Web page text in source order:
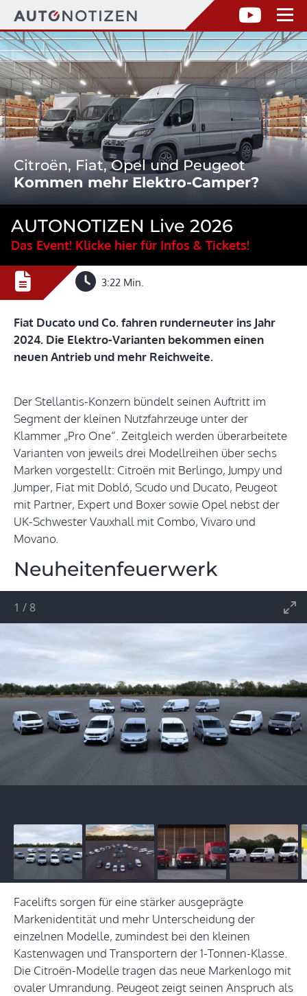
Citroën, Fiat, Opel und Peugeot
Kommen mehr Elektro-Camper?
AUTONOTIZEN Live 2026
Das Event! Klicke hier für Infos & Tickets!
3:22 Min.
Fiat Ducato und Co. fahren runderneuter ins Jahr
2024. Die Elektro-Varianten bekommen einen
neuen Antrieb und mehr Reichweite.
Der Stellantis-Konzern bündelt seinen Auftritt im
Segment der kleinen Nutzfahrzeuge unter der
Klammer „Pro One“. Zeitgleich werden überarbeitete
Varianten von jeweils drei Modellreihen über sechs
Marken vorgestellt: Citroën mit Berlingo, Jumpy und
Jumper, Fiat mit Dobló, Scudo und Ducato, Peugeot
mit Partner, Expert und Boxer sowie Opel nebst der
UK-Schwester Vauxhall mit Combo, Vivaro und
Movano.
Neuheitenfeuerwerk
1 / 8
Facelifts sorgen für eine stärker ausgeprägte
Markenidentität und mehr Unterscheidung der
einzelnen Modelle, zumindest bei den kleinen
Kastenwagen und Transportern der 1-Tonnen-Klasse.
Die Citroën-Modelle tragen das neue Markenlogo mit
ovaler Umrandung. Peugeot zeigt seinen Anspruch als